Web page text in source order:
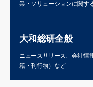
業・ソリューションに関す
大和総研全般
ニュースリリース、会社情
籍・刊行物）など